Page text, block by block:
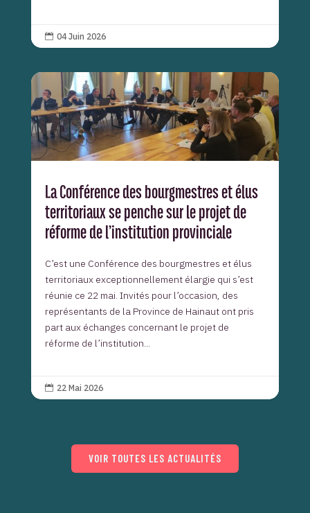
 04 Juin 2026
La Conférence des bourgmestres et élus
territoriaux se penche sur le projet de
réforme de l’institution provinciale
C’est une Conférence des bourgmestres et élus
territoriaux exceptionnellement élargie qui s’est
réunie ce 22 mai. Invités pour l’occasion, des
représentants de la Province de Hainaut ont pris
part aux échanges concernant le projet de
réforme de l’institution...
 22 Mai 2026
VOIR TOUTES LES ACTUALITÉS